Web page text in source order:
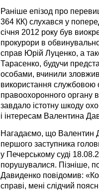
Раніше епізод про
364 КК) слухався у
січня 2012 року був
прокурори в
справ Юрій Луценко, а
Тарасенко, будучи
особами, вчинили
використання службовою
правоохоронного органу
завдало істотну шкоду
і інтересам Валентина
Нагадаємо, що Валентин
першого заступника
у Печерському суді
порушувалися. Пізніше,
Давиденко повідомив:
справі, мені слідчий